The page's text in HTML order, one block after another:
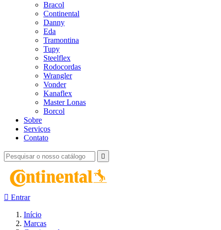
Bracol
Continental
Danny
Eda
Tramontina
Tupy
Steelflex
Rodocordas
Wrangler
Vonder
Kanaflex
Master Lonas
Borcol
Sobre
Serviços
Contato

 Entrar
Início
Marcas